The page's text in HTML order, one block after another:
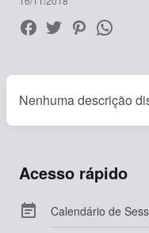
Nenhuma descrição
Acesso rápido
 Calendário de